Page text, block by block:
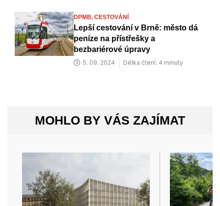
DPMB, CESTOVÁNÍ
Lepší cestování v Brně: město dá
peníze na přístřešky a
bezbariérové úpravy
5. 09. 2024 Délka čtení: 4 minuty
MOHLO BY VÁS ZAJÍMAT